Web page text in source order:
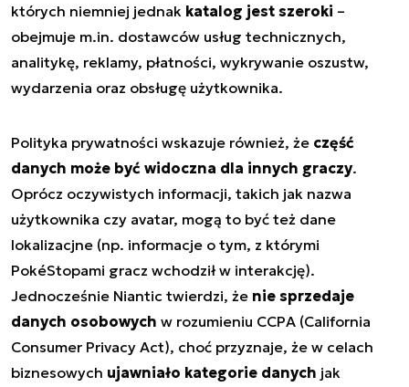
których niemniej jednak katalog jest szeroki –
obejmuje m.in. dostawców usług technicznych,
analitykę, reklamy, płatności, wykrywanie oszustw,
wydarzenia oraz obsługę użytkownika.
Polityka prywatności wskazuje również, że część
danych może być widoczna dla innych graczy.
Oprócz oczywistych informacji, takich jak nazwa
użytkownika czy avatar, mogą to być też dane
lokalizacjne (np. informacje o tym, z którymi
PokéStopami gracz wchodził w interakcję).
Jednocześnie Niantic twierdzi, że nie sprzedaje
danych osobowych w rozumieniu CCPA (California
Consumer Privacy Act), choć przyznaje, że w celach
biznesowych ujawniało kategorie danych jak